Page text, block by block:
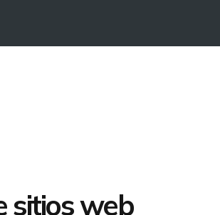
sitios web